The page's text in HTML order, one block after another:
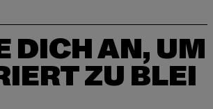
DICH AN, UM
ZU BLEI